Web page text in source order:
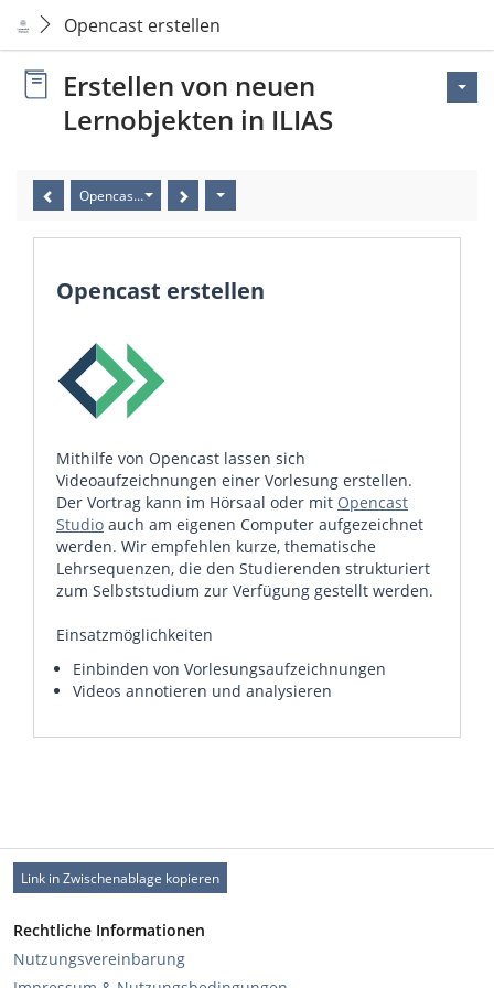
Opencast erstellen
Erstellen von neuen
Lernobjekten in ILIAS
Opencast erstellen
Opencast erstellen
Mithilfe von Opencast lassen sich
Videoaufzeichnungen einer Vorlesung erstellen.
Der Vortrag kann im Hörsaal oder mit Opencast
Studio auch am eigenen Computer aufgezeichnet
werden. Wir empfehlen kurze, thematische
Lehrsequenzen, die den Studierenden strukturiert
zum Selbststudium zur Verfügung gestellt werden.
Einsatzmöglichkeiten
Einbinden von Vorlesungsaufzeichnungen
Videos annotieren und analysieren
Link in Zwischenablage kopieren
Rechtliche Informationen
Nutzungsvereinbarung